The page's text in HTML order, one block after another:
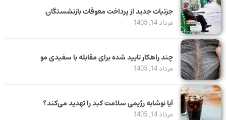
جزئیات جدید از پرداخت معوقات بازنشستگان
مرداد 14, 1405
چند راهکار تایید شده برای مقابله با سفیدی مو
مرداد 14, 1405
آیا نوشابه رژیمی سلامت کبد را تهدید می‌کند؟
مرداد 14, 1405